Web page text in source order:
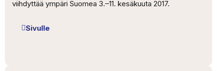
viihdyttää ympäri Suomea 3.–11. kesäkuuta 2017.
Sivulle